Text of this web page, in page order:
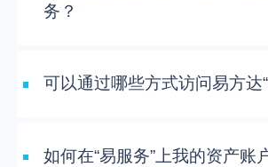
我的账户
客服中心
务？
可以通过哪些方式访问易方达“
如何在“易服务”上我的资产账